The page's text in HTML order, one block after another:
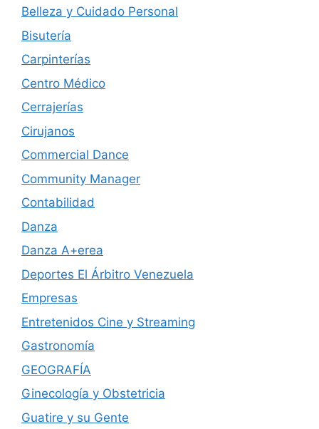
Belleza y Cuidado Personal
Bisutería
Carpinterías
Centro Médico
Cerrajerías
Cirujanos
Commercial Dance
Community Manager
Contabilidad
Danza
Danza A+erea
Deportes El Árbitro Venezuela
Empresas
Entretenidos Cine y Streaming
Gastronomía
GEOGRAFÍA
Ginecología y Obstetricia
Guatire y su Gente